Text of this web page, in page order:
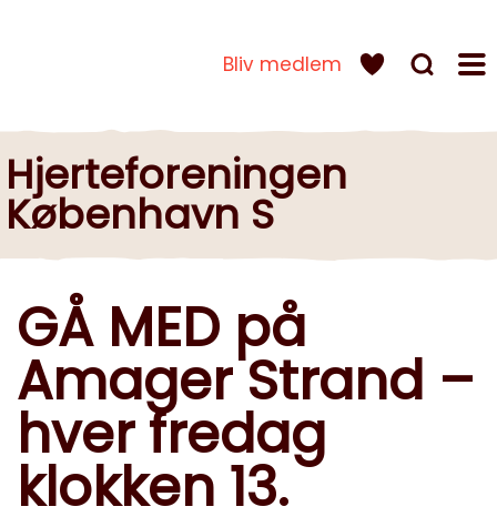
Bliv medlem
Hjerteforeningen
København S
GÅ MED på
Amager Strand –
hver fredag
klokken 13.